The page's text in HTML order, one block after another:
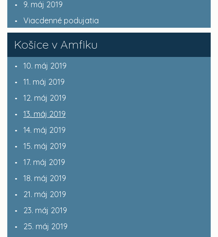
9. máj 2019
Viacdenné podujatia
Košice v Amfiku
10. máj 2019
11. máj 2019
12. máj 2019
13. máj 2019
14. máj 2019
15. máj 2019
17. máj 2019
18. máj 2019
21. máj 2019
23. máj 2019
25. máj 2019